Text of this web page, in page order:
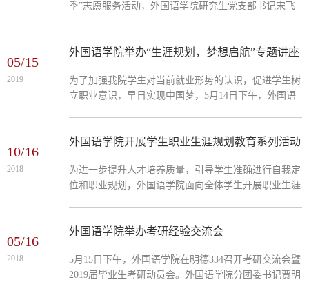
季”志愿服务活动，外国语学院研究生党支部书记宋飞
05/15
2019
外国语学院举办“生涯规划，梦想启航”专题讲座
为了加强我院学生对当前就业形势的认识，促进学生树
立职业意识，早日实现中国梦，5月14日下午，外国语
10/16
2018
外国语学院开展学生职业生涯规划教育系列活动
为进一步提升人才培养质量，引导学生准确进行自我定
位和职业规划，外国语学院面向全体学生开展职业生涯
05/16
2018
外国语学院举办考研经验交流会
5月15日下午，外国语学院在明德334召开考研交流会暨
2019届毕业生考研动员会。外国语学院分团委书记贾明